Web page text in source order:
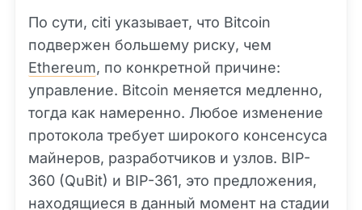
По сути, citi указывает, что Bitcoin
подвержен большему риску, чем
Ethereum, по конкретной причине:
управление. Bitcoin меняется медленно,
тогда как намеренно. Любое изменение
протокола требует широкого консенсуса
майнеров, разработчиков и узлов. BIP-
360 (QuBit) и BIP-361, это предложения,
находящиеся в данный момент на стадии